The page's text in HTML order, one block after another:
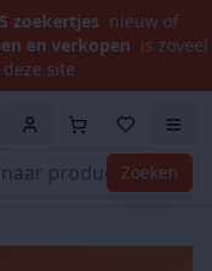
zoekertjes nieuw of
en verkopen is zoveel
site
Zoeken